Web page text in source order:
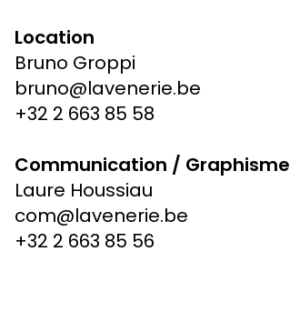
Location
Bruno Groppi
bruno@lavenerie.be
+32 2 663 85 58
Communication / Graphisme
Laure Houssiau
com@lavenerie.be
+32 2 663 85 56